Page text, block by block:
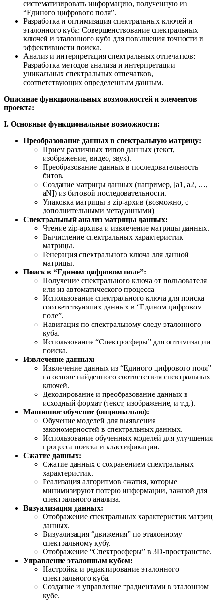
систематизировать информацию, полученную из
“Единого цифрового поля”.
Разработка и оптимизация спектральных ключей и
эталонного куба: Совершенствование спектральных
ключей и эталонного куба для повышения точности и
эффективности поиска.
Анализ и интерпретация спектральных отпечатков:
Разработка методов анализа и интерпретации
уникальных спектральных отпечатков,
соответствующих определенным данным.
Описание функциональных возможностей и элементов
проекта:
I. Основные функциональные возможности:
Преобразование данных в спектральную матрицу:
Прием различных типов данных (текст,
изображение, видео, звук).
Преобразование данных в последовательность
битов.
Создание матрицы данных (например, [a1, a2, …,
aN]) из битовой последовательности.
Упаковка матрицы в zip-архив (возможно, с
дополнительными метаданными).
Спектральный анализ матрицы данных:
Чтение zip-архива и извлечение матрицы данных.
Вычисление спектральных характеристик
матрицы.
Генерация спектрального ключа для данной
матрицы.
Поиск в “Едином цифровом поле”:
Получение спектрального ключа от пользователя
или из автоматического процесса.
Использование спектрального ключа для поиска
соответствующих данных в “Едином цифровом
поле”.
Навигация по спектральному следу эталонного
куба.
Использование “Спектросферы” для оптимизации
поиска.
Извлечение данных:
Извлечение данных из “Единого цифрового поля”
на основе найденного соответствия спектральных
ключей.
Декодирование и преобразование данных в
исходный формат (текст, изображение, и т.д.).
Машинное обучение (опционально):
Обучение моделей для выявления
закономерностей в спектральных данных.
Использование обученных моделей для улучшения
процесса поиска и классификации.
Сжатие данных:
Сжатие данных с сохранением спектральных
характеристик.
Реализация алгоритмов сжатия, которые
минимизируют потерю информации, важной для
спектрального анализа.
Визуализация данных:
Отображение спектральных характеристик матриц
данных.
Визуализация “движения” по эталонному
спектральному кубу.
Отображение “Спектросферы” в 3D-пространстве.
Управление эталонным кубом:
Настройка и редактирование эталонного
спектрального куба.
Создание и управление градиентами в эталонном
кубе.